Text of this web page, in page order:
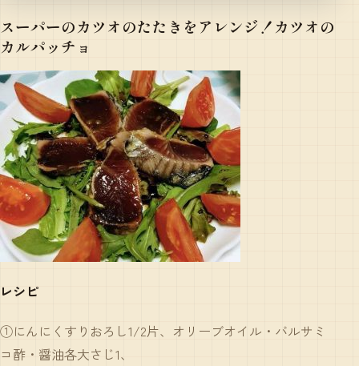
スーパーのカツオのたたきをアレンジ！カツオの
カルパッチョ
レシピ
①にんにくすりおろし1/2片、オリーブオイル・バルサミ
コ酢・醤油各大さじ1、